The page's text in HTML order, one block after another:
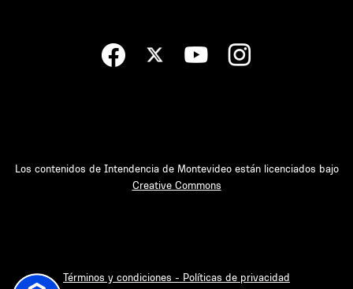
Los contenidos de Intendencia de Montevideo están licenciados bajo
Creative Commons
Términos y condiciones - Políticas de privacidad